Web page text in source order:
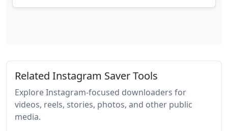
Related Instagram Saver Tools
Explore Instagram-focused downloaders for
videos, reels, stories, photos, and other public
media.